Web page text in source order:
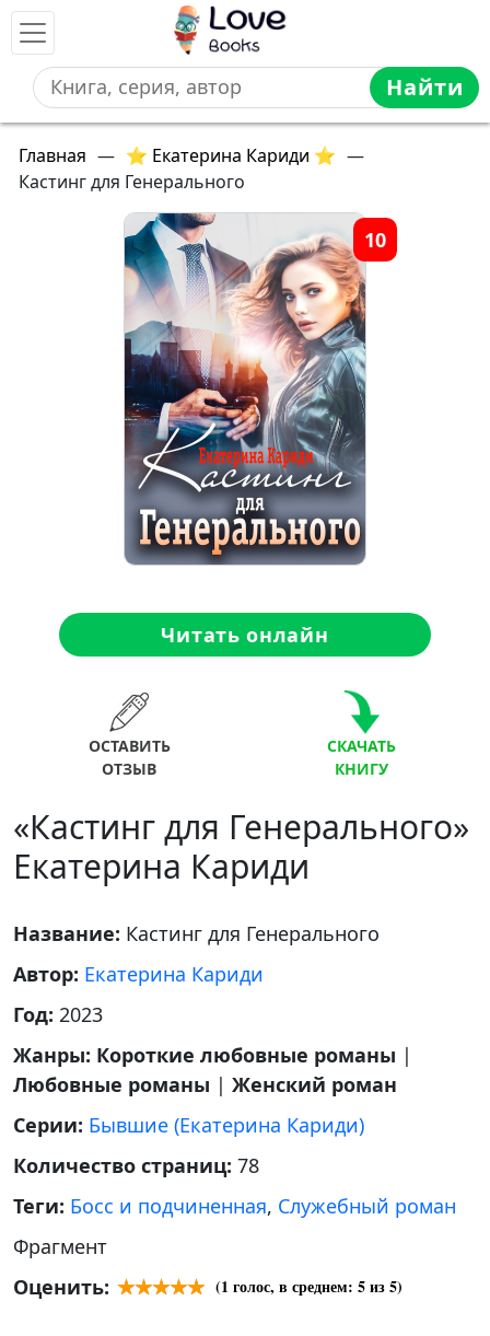
Найти
Главная — ⭐ Екатерина Кариди ⭐ —
Кастинг для Генерального
10
Читать онлайн
ОСТАВИТЬ
ОТЗЫВ
СКАЧАТЬ
КНИГУ
«Кастинг для Генерального»
Екатерина Кариди
Название: Кастинг для Генерального
Автор: Екатерина Кариди
Год: 2023
Жанры: Короткие любовные романы |
Любовные романы | Женский роман
Серии: Бывшие (Екатерина Кариди)
Количество страниц: 78
Теги: Босс и подчиненная, Служебный роман
Фрагмент
Оценить:
(1 голос, в среднем: 5из 5)